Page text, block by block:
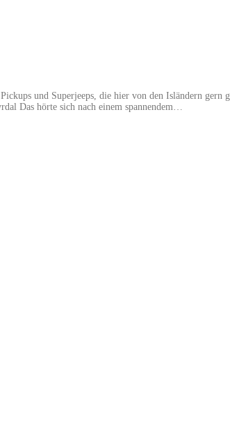
und Superjeeps, die hier von den Isländern
Das hörte sich nach einem spannendem…